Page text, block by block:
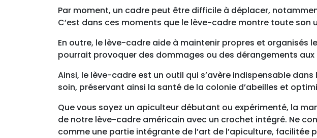
Par moment, un cadre peut être difficile à déplacer,
C’est dans ces moments que le lève-cadre montre toute
En outre, le lève-cadre aide à maintenir propres et organisés
pourrait provoquer des dommages ou des dérangements aux
Ainsi, le lève-cadre est un outil qui s’avère indispensable
soin, préservant ainsi la santé de la colonie d’abeilles et
Que vous soyez un apiculteur débutant ou expérimenté, la
de notre lève-cadre américain avec un crochet intégré. Ne
comme une partie intégrante de l’art de l’apiculture, facilitée